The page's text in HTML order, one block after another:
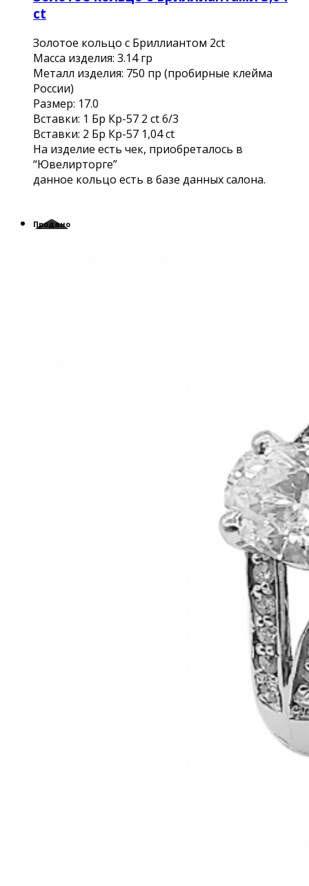
ct
Золотое кольцо с Бриллиантом 2ct
Масса изделия: 3.14 гр
Металл изделия: 750 пр (пробирные клейма
России)
Размер: 17.0
Вставки: 1 Бр Кр-57 2 ct 6/3
Вставки: 2 Бр Кр-57 1,04 сt
На изделие есть чек, приобреталось в
“Ювелирторге”
данное кольцо есть в базе данных салона.
Продано